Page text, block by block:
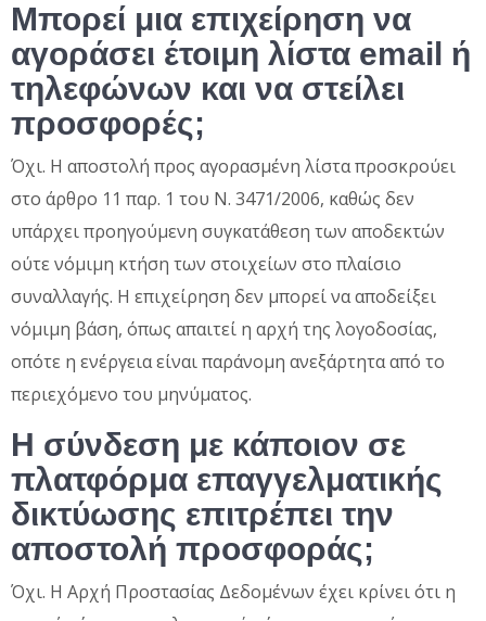
Μπορεί μια επιχείρηση να
αγοράσει έτοιμη λίστα email ή
τηλεφώνων και να στείλει
προσφορές;
Όχι. Η αποστολή προς αγορασμένη λίστα προσκρούει
στο άρθρο 11 παρ. 1 του Ν. 3471/2006, καθώς δεν
υπάρχει προηγούμενη συγκατάθεση των αποδεκτών
ούτε νόμιμη κτήση των στοιχείων στο πλαίσιο
συναλλαγής. Η επιχείρηση δεν μπορεί να αποδείξει
νόμιμη βάση, όπως απαιτεί η αρχή της λογοδοσίας,
οπότε η ενέργεια είναι παράνομη ανεξάρτητα από το
περιεχόμενο του μηνύματος.
Η σύνδεση με κάποιον σε
πλατφόρμα επαγγελματικής
δικτύωσης επιτρέπει την
αποστολή προσφοράς;
Όχι. Η Αρχή Προστασίας Δεδομένων έχει κρίνει ότι η